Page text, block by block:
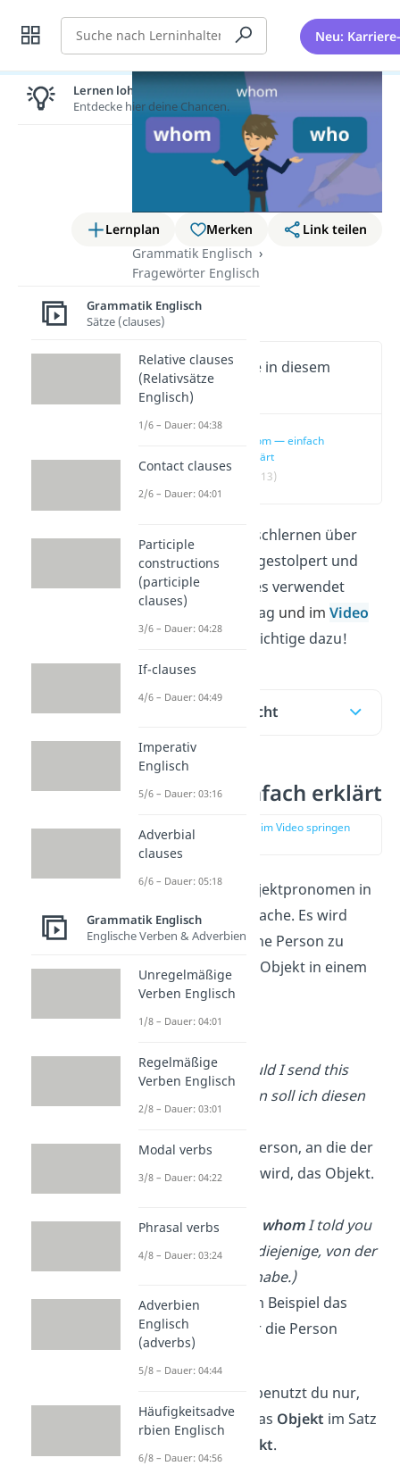
Suche Neu:
Lernplan Merken
Link teilen
Grammatik Englisch
Fragewörter Englisch
whom
Wichtige Inhalte in diesem
Video
whom — einfach
erklärt
(00:13)
Du bist beim Englischlernen über
das Wort „whom
“ gestolpert und
fragst dich, wann es verwendet
wird? Hier im Beitrag und im Video
erfährst du alles Wichtige dazu!
Inhaltsübersicht
whom — einfach erklärt
zur Stelle im Video springen
Whom“ ist ein Objektpronomen in
der englischen Sprache. Es wird
benutzt, um auf eine Person zu
verweisen, die das Objekt in einem
Satz ist.
Hier ein Beispiel:
„Towhom
should I send this
letter?“ (An wen soll ich diesen
➡️Hier ist die Person, an die der
Brief gesendet wird, das Objekt.
„She is the one whomI told you
about.“(Sie ist diejenige, von der
ich dir erzählt habe.)
➡️Sieist in dem Beispiel das
Objekt, von der die Person
erzählt hat.
“ benutzt du nur,
wenn die Person das Objekt im Satz
Subjekt.
Lernen lohnt sich!
Entdecke hier deine Chancen.
Grammatik Englisch
Sätze (clauses)
Relative clauses
(Relativsätze
Englisch)
1/6 – Dauer: 04:38
Contact clauses
2/6 – Dauer: 04:01
Participle
constructions
(participle
clauses)
3/6 – Dauer: 04:28
If-clauses
4/6 – Dauer: 04:49
Imperativ
Englisch
5/6 – Dauer: 03:16
Adverbial
clauses
6/6 – Dauer: 05:18
Grammatik Englisch
Englische Verben & Adverbien
Unregelmäßige
Verben Englisch
1/8 – Dauer: 04:01
Regelmäßige
Verben Englisch
2/8 – Dauer: 03:01
Modal verbs
3/8 – Dauer: 04:22
Phrasal verbs
4/8 – Dauer: 03:24
Adverbien
Englisch
(adverbs)
5/8 – Dauer: 04:44
Häufigkeitsadve
rbien Englisch
6/8 – Dauer: 04:56